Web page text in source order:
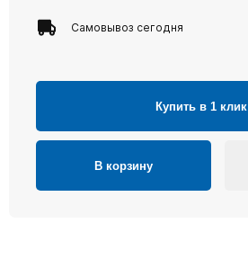
Самовывоз сегодня
Купить в 1 клик
В корзину